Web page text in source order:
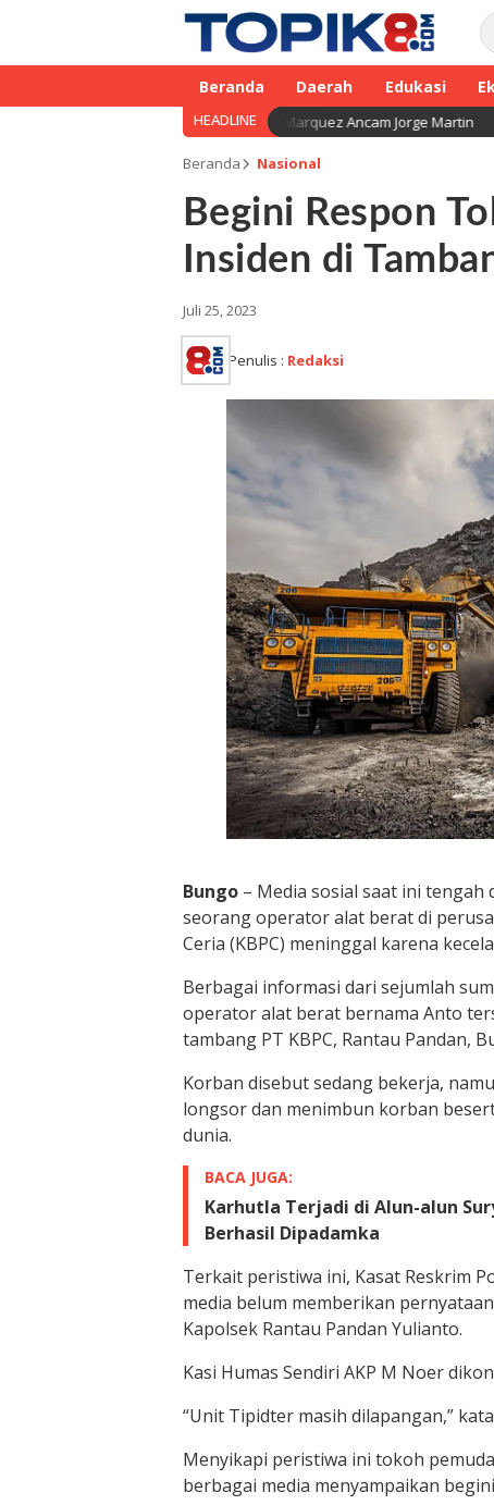
Beranda Daerah Edukasi
HEADLINE
2026 Jelang GP Inggris: Marc Marquez Ancam Jorge Martin
Beranda Nasional
Begini Respon
Insiden di
Juli 25, 2023
Penulis : Redaksi
Bungo – Media sosial saat ini
seorang operator alat berat di
Ceria (KBPC) meninggal karena
Berbagai informasi dari sejumlah
operator alat berat bernama Anto
tambang PT KBPC, Rantau Pandan,
Korban disebut sedang bekerja,
longsor dan menimbun korban
dunia.
BACA JUGA:
Karhutla Terjadi di Alun-alun
Berhasil Dipadamka
Terkait peristiwa ini, Kasat Reskrim
media belum memberikan
Kapolsek Rantau Pandan Yulianto.
Kasi Humas Sendiri AKP M Noer
“Unit Tipidter masih dilapangan,”
Menyikapi peristiwa ini tokoh
berbagai media menyampaikan